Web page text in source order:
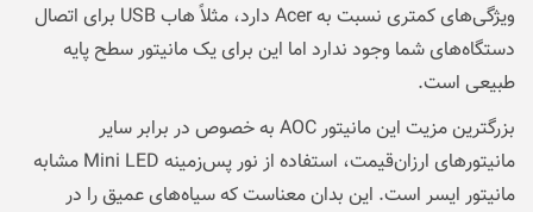
ویژگی‌های کمتری نسبت به Acer دارد، مثلاً هاب USB برای اتصال
دستگاه‌های شما وجود ندارد اما این برای یک مانیتور سطح پایه
طبیعی است.
بزرگترین مزیت این مانیتور AOC به خصوص در برابر سایر
مانیتورهای ارزان‌قیمت، استفاده از نور پس‌زمینه Mini LED مشابه
مانیتور ایسر است. این بدان معناست که سیاه‌های عمیق را در